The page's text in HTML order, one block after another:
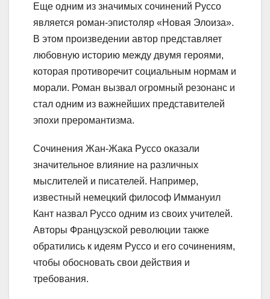
Еще одним из значимых сочинений Руссо
является роман-эпистоляр «Новая Элоиза».
В этом произведении автор представляет
любовную историю между двумя героями,
которая противоречит социальным нормам и
морали. Роман вызвал огромный резонанс и
стал одним из важнейших представителей
эпохи преромантизма.
Сочинения Жан-Жака Руссо оказали
значительное влияние на различных
мыслителей и писателей. Например,
известный немецкий философ Иммануил
Кант назвал Руссо одним из своих учителей.
Авторы Французской революции также
обратились к идеям Руссо и его сочинениям,
чтобы обосновать свои действия и
требования.